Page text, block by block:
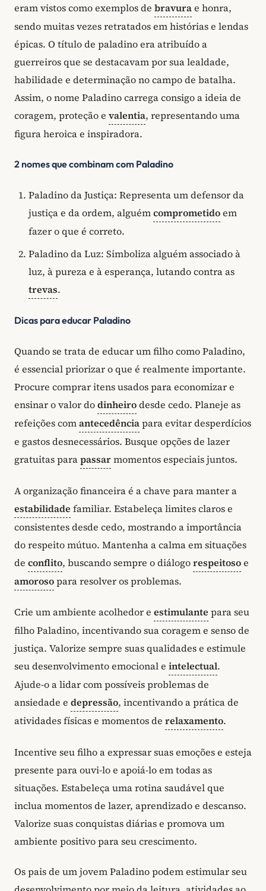
eram vistos como exemplos de bravurae honra,
sendo muitas vezes retratados em histórias e lendas
épicas. O título de paladino era atribuído a
guerreiros que se destacavam por sua lealdade,
habilidade e determinação no campo de batalha.
Assim, o nome Paladino carrega consigo a ideia de
coragem, proteção e valentia, representando uma
figura heroica e inspiradora.
2 nomes que combinam com Paladino
Paladino da Justiça: Representa um defensor da
justiça e da ordem, alguémcomprometidoem
fazer o que é correto.
Paladino da Luz: Simboliza alguém associado à
luz, à pureza e à esperança, lutando contra as
trevas.
Dicas para educar Paladino
Quando se trata de educar um filho como Paladino,
é essencial priorizar o que é realmente importante.
Procure comprar itens usados para economizar e
ensinar o valor dodinheirodesde cedo. Planeje as
refeições comantecedênciapara evitar desperdícios
e gastos desnecessários. Busque opções de lazer
gratuitas parapassarmomentos especiais juntos.
A organização financeira é a chave para manter a
estabilidade familiar. Estabeleça limites claros e
consistentes desde cedo, mostrando a importância
do respeito mútuo. Mantenha a calma em situações
de conflito, buscando sempre o diálogorespeitosoe
amorosopara resolver os problemas.
Crie um ambiente acolhedor e estimulante para seu
filho Paladino, incentivando sua coragem e senso de
justiça. Valorize sempre suas qualidades e estimule
seu desenvolvimento emocional e intelectual.
Ajude-o a lidar com possíveis problemas de
ansiedade e depressão, incentivando a prática de
atividades físicas e momentos de relaxamento.
Incentive seu filho a expressar suas emoções e esteja
presente para ouvi-lo e apoiá-lo em todas as
situações. Estabeleça uma rotina saudável que
inclua momentos de lazer, aprendizado e descanso.
Valorize suas conquistas diárias e promova um
ambiente positivo para seu crescimento.
Os pais de um jovem Paladino podem estimular seu